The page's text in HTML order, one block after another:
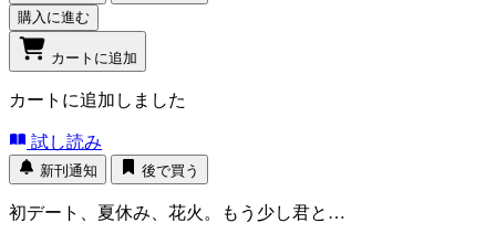
購入に進む
カートに追加
カートに追加しました
試し読み
新刊通知 後で買う
初デート、夏休み、花火。もう少し君と…